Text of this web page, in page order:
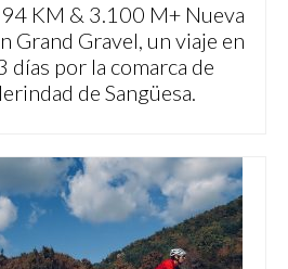
KM & 3.100 M+ Nueva
Grand Gravel, un viaje en
días por la comarca de
de Sangüesa.